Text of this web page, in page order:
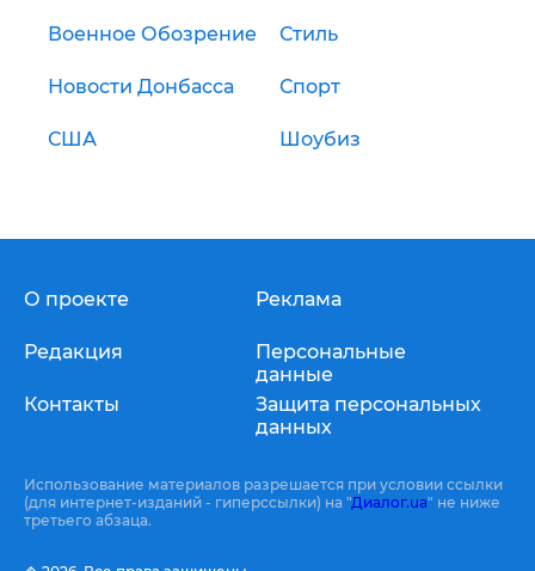
Военное Обозрение Стиль
Новости Донбасса Спорт
США Шоубиз
О проекте
Редакция
Контакты
Реклама
Персональные
данные
Защита персональных
данных
Использование материалов разрешается при условии ссылки
(для интернет-изданий - гиперссылки) на "Диалог.ua" не ниже
третьего абзаца.